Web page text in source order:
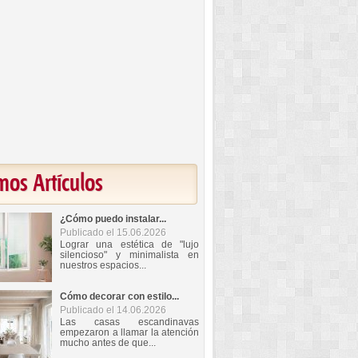
Artículos
¿Cómo puedo instalar...
Publicado el 15.06.2026
Lograr una estética de "lujo
silencioso" y minimalista en
nuestros espacios...
Cómo decorar con estilo...
Publicado el 14.06.2026
Las casas escandinavas
empezaron a llamar la atención
mucho antes de que...